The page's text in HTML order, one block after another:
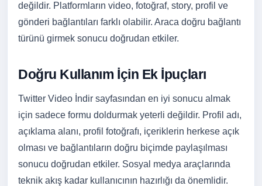
değildir. Platformların video, fotoğraf, story, profil ve
gönderi bağlantıları farklı olabilir. Araca doğru bağlantı
türünü girmek sonucu doğrudan etkiler.
Doğru Kullanım İçin Ek İpuçları
Twitter Video İndir sayfasından en iyi sonucu almak
için sadece formu doldurmak yeterli değildir. Profil adı,
açıklama alanı, profil fotoğrafı, içeriklerin herkese açık
olması ve bağlantıların doğru biçimde paylaşılması
sonucu doğrudan etkiler. Sosyal medya araçlarında
teknik akış kadar kullanıcının hazırlığı da önemlidir.